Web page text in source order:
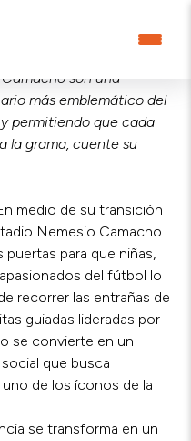
son una
más emblemático del
permitiendo que cada
la grama, cuente su
medio de su transición
Nemesio Camacho
puertas para que niñas,
del fútbol lo
recorrer las entrañas de
guiadas lideradas por
se convierte en un
que busca
de los íconos de la
se transforma en un